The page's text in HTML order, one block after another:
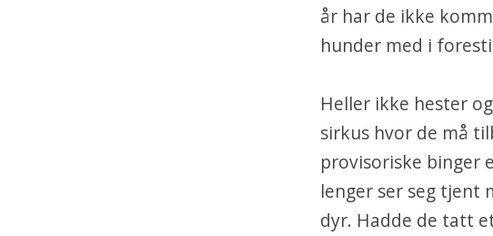
år har de ikke
hunder med i
Heller ikke hester
sirkus hvor de må
provisoriske binger
lenger ser seg tjent
dyr. Hadde de tatt